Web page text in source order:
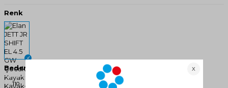
Renk
Beden
110